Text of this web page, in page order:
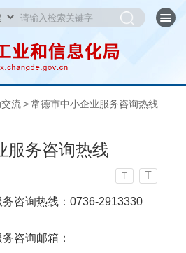
流 > 常德市中小企业服务咨询热线
服务咨询热线
T T
咨询热线：0736-2913330
咨询邮箱：